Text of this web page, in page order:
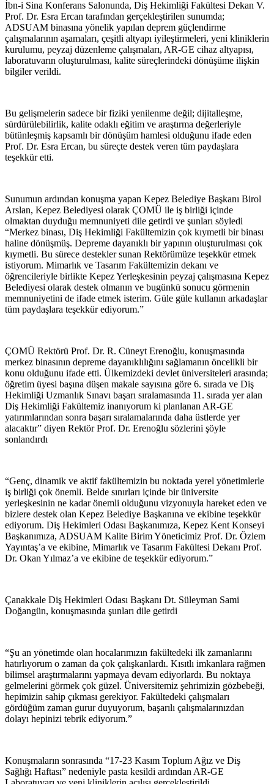
İbn-i Sina Konferans Salonunda, Diş Hekimliği Fakültesi Dekan V.
Prof. Dr. Esra Ercan tarafından gerçekleştirilen sunumda;
ADSUAM binasına yönelik yapılan deprem güçlendirme
çalışmalarının aşamaları, çeşitli altyapı iyileştirmeleri, yeni kliniklerin
kurulumu, peyzaj düzenleme çalışmaları, AR-GE cihaz altyapısı,
laboratuvarın oluşturulması, kalite süreçlerindeki dönüşüme ilişkin
bilgiler verildi.
Bu gelişmelerin sadece bir fiziki yenilenme değil; dijitalleşme,
sürdürülebilirlik, kalite odaklı eğitim ve araştırma değerleriyle
bütünleşmiş kapsamlı bir dönüşüm hamlesi olduğunu ifade eden
Prof. Dr. Esra Ercan, bu süreçte destek veren tüm paydaşlara
teşekkür etti.
Sunumun ardından konuşma yapan Kepez Belediye Başkanı Birol
Arslan, Kepez Belediyesi olarak ÇOMÜ ile iş birliği içinde
olmaktan duyduğu memnuniyeti dile getirdi ve şunları söyledi
“Merkez binası, Diş Hekimliği Fakültemizin çok kıymetli bir binası
haline dönüşmüş. Depreme dayanıklı bir yapının oluşturulması çok
kıymetli. Bu sürece destekler sunan Rektörümüze teşekkür etmek
istiyorum. Mimarlık ve Tasarım Fakültemizin dekanı ve
öğrencileriyle birlikte Kepez Yerleşkesinin peyzaj çalışmasına Kepez
Belediyesi olarak destek olmanın ve bugünkü sonucu görmenin
memnuniyetini de ifade etmek isterim. Güle güle kullanın arkadaşlar
tüm paydaşlara teşekkür ediyorum.”
ÇOMÜ Rektörü Prof. Dr. R. Cüneyt Erenoğlu, konuşmasında
merkez binasının depreme dayanıklılığını sağlamanın öncelikli bir
konu olduğunu ifade etti. Ülkemizdeki devlet üniversiteleri arasında;
öğretim üyesi başına düşen makale sayısına göre 6. sırada ve Diş
Hekimliği Uzmanlık Sınavı başarı sıralamasında 11. sırada yer alan
Diş Hekimliği Fakültemiz inanıyorum ki planlanan AR-GE
yatırımlarından sonra başarı sıralamalarında daha üstlerde yer
alacaktır” diyen Rektör Prof. Dr. Erenoğlu sözlerini şöyle
sonlandırdı
“Genç, dinamik ve aktif fakültemizin bu noktada yerel yönetimlerle
iş birliği çok önemli. Belde sınırları içinde bir üniversite
yerleşkesinin ne kadar önemli olduğunu vizyonuyla hareket eden ve
bizlere destek olan Kepez Belediye Başkanına ve ekibine teşekkür
ediyorum. Diş Hekimleri Odası Başkanımıza, Kepez Kent Konseyi
Başkanımıza, ADSUAM Kalite Birim Yöneticimiz Prof. Dr. Özlem
Yayıntaş’a ve ekibine, Mimarlık ve Tasarım Fakültesi Dekanı Prof.
Dr. Okan Yılmaz’a ve ekibine de teşekkür ediyorum.”
Çanakkale Diş Hekimleri Odası Başkanı Dt. Süleyman Sami
Doğangün, konuşmasında şunları dile getirdi
“Şu an yönetimde olan hocalarımızın fakültedeki ilk zamanlarını
hatırlıyorum o zaman da çok çalışkanlardı. Kısıtlı imkanlara rağmen
bilimsel araştırmalarını yapmaya devam ediyorlardı. Bu noktaya
gelmelerini görmek çok güzel. Üniversitemiz şehrimizin gözbebeği,
hepimizin sahip çıkması gerekiyor. Fakültedeki çalışmaları
gördüğüm zaman gurur duyuyorum, başarılı çalışmalarınızdan
dolayı hepinizi tebrik ediyorum.”
Konuşmaların sonrasında “17-23 Kasım Toplum Ağız ve Diş
Sağlığı Haftası” nedeniyle pasta kesildi ardından AR-GE